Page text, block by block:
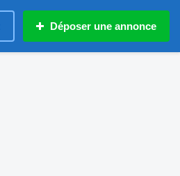
Déposer une annonce